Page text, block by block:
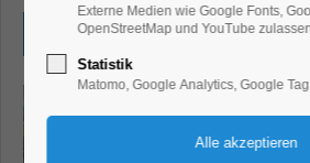
Eintritt frei
Externe Medien wie Google Fonts,
OpenStreetMap und YouTube
Statistik
Matomo, Google Analytics, Google